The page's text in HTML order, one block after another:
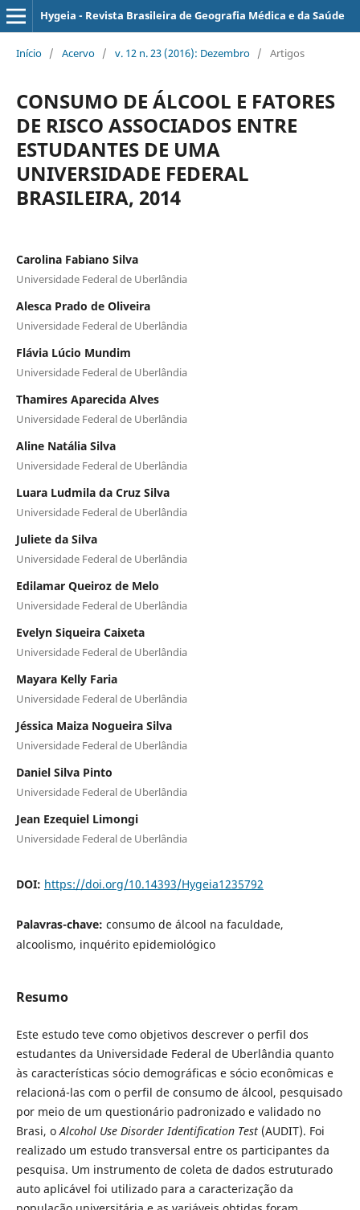
Hygeia - Revista Brasileira de Geografia Médica e da Saúde
Início / Acervo / v. 12 n. 23 (2016): Dezembro / Artigos
CONSUMO DE ÁLCOOL E FATORES
DE RISCO ASSOCIADOS ENTRE
ESTUDANTES DE UMA
UNIVERSIDADE FEDERAL
BRASILEIRA, 2014
Carolina Fabiano Silva
Universidade Federal de Uberlândia
Alesca Prado de Oliveira
Universidade Federal de Uberlândia
Flávia Lúcio Mundim
Universidade Federal de Uberlândia
Thamires Aparecida Alves
Universidade Federal de Uberlândia
Aline Natália Silva
Universidade Federal de Uberlândia
Luara Ludmila da Cruz Silva
Universidade Federal de Uberlândia
Juliete da Silva
Universidade Federal de Uberlândia
Edilamar Queiroz de Melo
Universidade Federal de Uberlândia
Evelyn Siqueira Caixeta
Universidade Federal de Uberlândia
Mayara Kelly Faria
Universidade Federal de Uberlândia
Jéssica Maiza Nogueira Silva
Universidade Federal de Uberlândia
Daniel Silva Pinto
Universidade Federal de Uberlândia
Jean Ezequiel Limongi
Universidade Federal de Uberlândia
DOI: https://doi.org/10.14393/Hygeia1235792
Palavras-chave: consumo de álcool na faculdade,
alcoolismo, inquérito epidemiológico
Resumo
Este estudo teve como objetivos descrever o perfil dos
estudantes da Universidade Federal de Uberlândia quanto
às características sócio demográficas e sócio econômicas e
relacioná-las com o perfil de consumo de álcool, pesquisado
por meio de um questionário padronizado e validado no
Brasi, oAlcohol Use Disorder Identification Test(AUDIT). Foi
realizado um estudo transversal entre os participantes da
pesquisa. Um instrumento de coleta de dados estruturado
auto aplicável foi utilizado para a caracterização da